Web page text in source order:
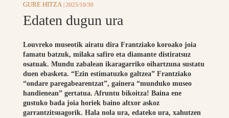
GURE HITZA | 2025/10/30
Edaten dugun ura
Louvreko museotik airatu dira Frantziako koroako joia
famatu batzuk, milaka safiro eta diamante distiratsuz
osatuak. Mundu zabalean ikaragarriko oihartzuna sustatu
duen ebasketa. “Ezin estimatuzko galtzea” Frantziako
“ondare paregabearentzat”, gainera “munduko museo
handienean” gertatua. Afruntu bikoitza! Baina ene
gustuko bada joia horiek baino altxor askoz
garrantzitsuagorik. Hala nola ura, edateko ura, xahutzen